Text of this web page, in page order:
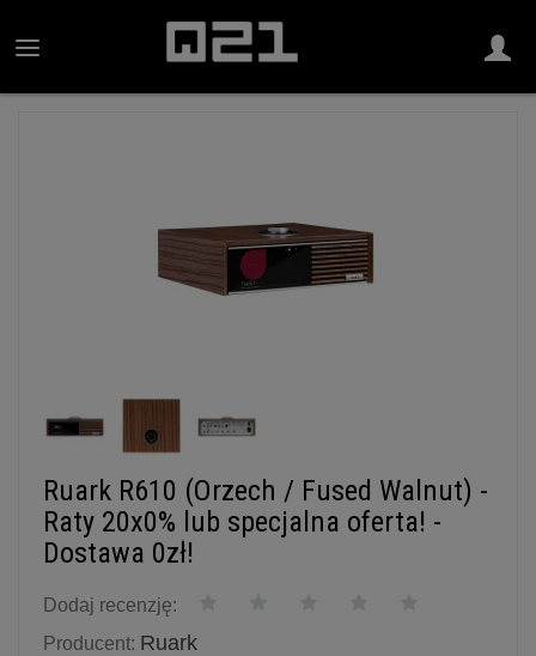
Ruark R610 (Orzech / Fused Walnut) -
Raty 20x0% lub specjalna oferta! -
Dostawa 0zł!
Dodaj recenzję:
Producent: Ruark